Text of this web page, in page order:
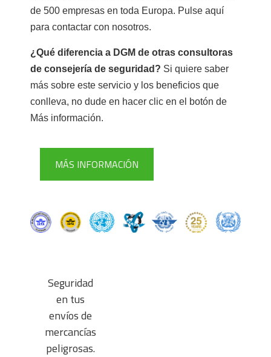
de 500 empresas en toda Europa. Pulse aquí
para contactar con nosotros.
¿Qué diferencia a DGM de otras consultoras
de consejería de seguridad? Si quiere saber
más sobre este servicio y los beneficios que
conlleva, no dude en hacer clic en el botón de
Más información.
MÁS INFORMACIÓN
Seguridad
en tus
envíos de
mercancías
peligrosas.